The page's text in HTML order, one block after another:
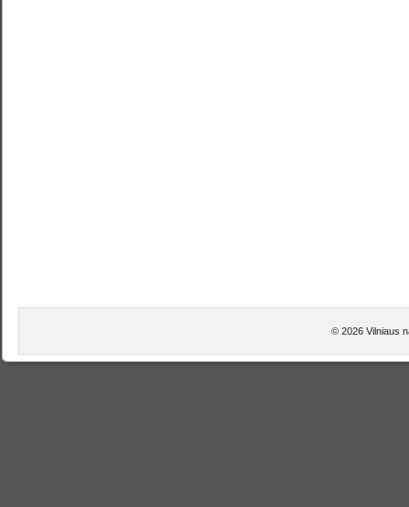
© 2026 Vilniaus